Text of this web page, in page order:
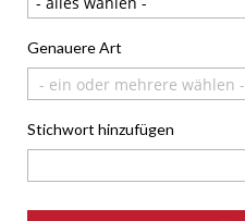
Genauere Art
- ein oder mehrere wählen -
Stichwort hinzufügen